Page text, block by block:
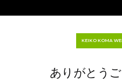
KEIKO KOMA
ありがとう